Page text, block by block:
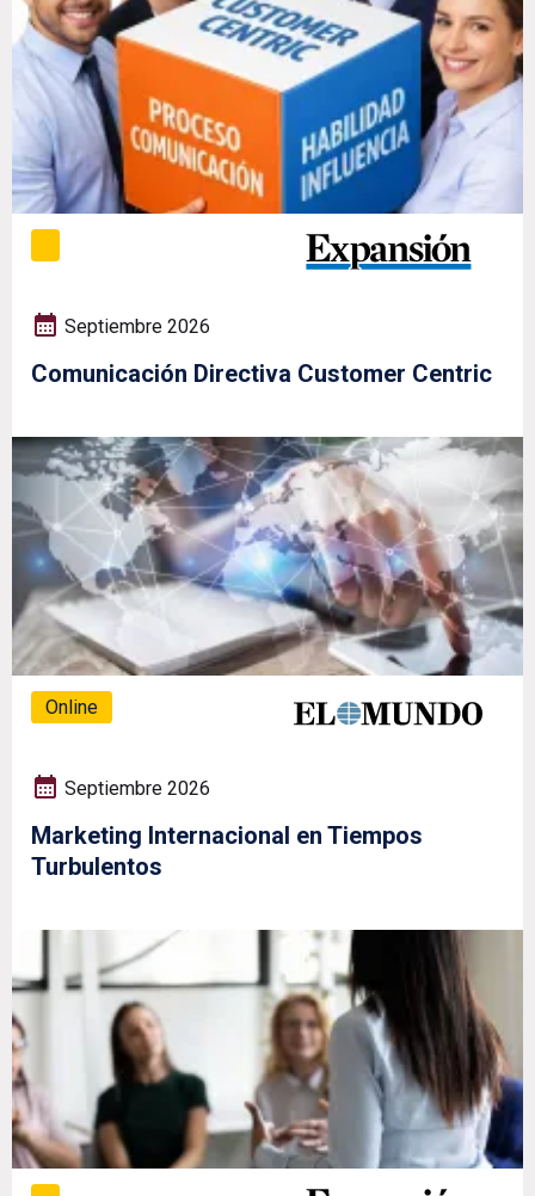
Septiembre 2026
Comunicación Directiva Customer Centric
Online
Septiembre 2026
Marketing Internacional en Tiempos
Turbulentos